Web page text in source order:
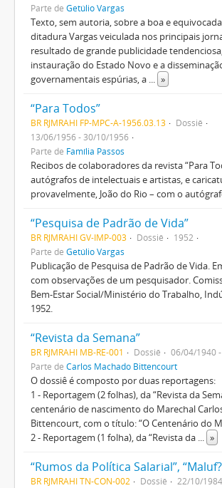
Parte de Getúlio Vargas
Texto, sem autoria, sobre a boa e
ditadura Vargas veiculada nos principais
resultado de grande publicidade
instauração do Estado Novo e a
governamentais espúrias, a ... »
“Para Todos”
BR RJMRAHI FP-MPC-A-1956.03.13
Dossiê
13/06/1956 - 30/10/1956
Parte de Família Passos
Recibos de colaboradores da revista “Para
autógrafos de intelectuais e artistas, e
provavelmente, João do Rio – com o
“Pesquisa de Padrão de Vida”
BR RJMRAHI GV-IMP-003 Dossiê
1952
Parte de Getúlio Vargas
Publicação de Pesquisa de Padrão de Vida.
com observações de um pesquisador.
Bem-Estar Social/Ministério do Trabalho,
1952.
“Revista da Semana”
BR RJMRAHI MB-RE-001 Dossiê
06/04/1940
Parte de Carlos Machado Bittencourt
O dossiê é composto por duas reportagens:
1 - Reportagem (2 folhas), da “Revista da
centenário de nascimento do Marechal
Bittencourt, com o título: “O Centenário do
2 - Reportagem (1 folha), da “Revista da ... »
BR RJMRAHI TN-CON-002 Dossiê
22/10/1984